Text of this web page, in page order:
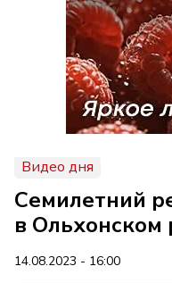
Видео дня
Семилетний
в Ольхонском
14.08.2023 - 16:00